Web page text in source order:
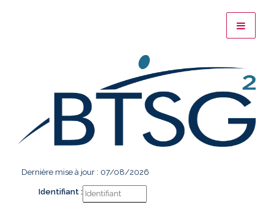
Dernière mise à jour : 07/08/2026
Identifiant :